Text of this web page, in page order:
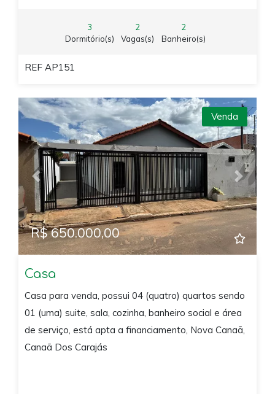
3
Dormitório(s)
2
Vagas(s)
2
Banheiro(s)
REF AP151
Previous Next
Venda
R$ 650.000,00
Casa
Casa para venda, possui 04 (quatro) quartos sendo
01 (uma) suite, sala, cozinha, banheiro social e área
de serviço, está apta a financiamento, Nova Canaã,
Canaã Dos Carajás